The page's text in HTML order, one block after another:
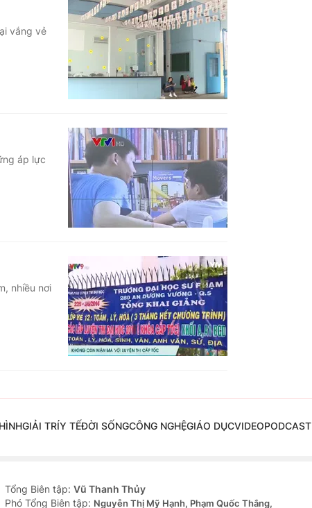
vắng vẻ
áp lực
nhiều nơi
GIẢI TRÍY TẾĐỜI SỐNGCÔNG NGHỆGIÁO DỤCVIDEOPODCAST
Tổng Biên tập: Vũ Thanh Thủy
Phó Tổng Biên tập: Nguyễn Thị Mỹ Hạnh, Phạm Quốc Thắng,